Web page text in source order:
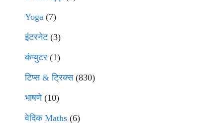
Yoga (7)
इंटरनेट(3)
कंप्युटर (1)
टिप्स & ट्रिक्स(830)
भाषणे(10)
वेदिक Maths (6)